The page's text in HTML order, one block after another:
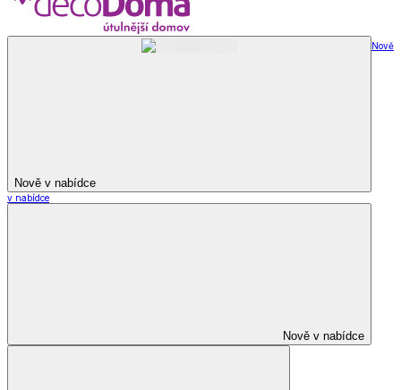
Nově v nabídce
Nově
v nabídce
Nově v nabídce